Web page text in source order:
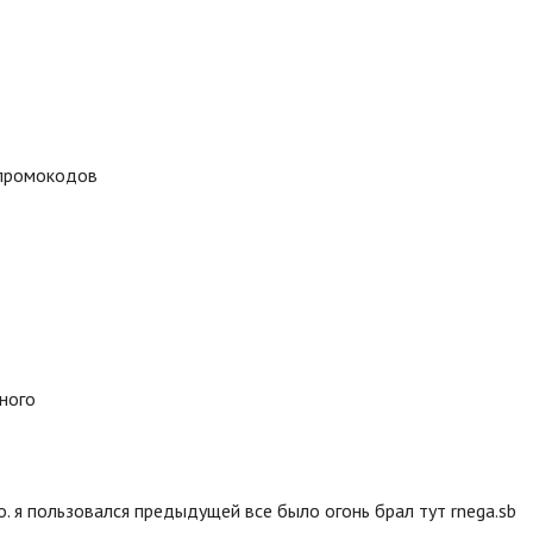
пользовался предыдущей все было огонь брал тут rnega.sb